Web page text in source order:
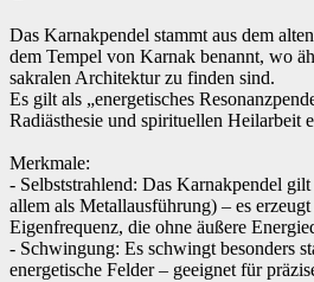
Das Karnakpendel stammt aus dem
dem Tempel von Karnak benannt, wo
sakralen Architektur zu finden sind.
Es gilt als „energetisches
Radiästhesie und spirituellen Heilarbeit
Merkmale:
- Selbststrahlend: Das Karnakpendel
allem als Metallausführung) – es
Eigenfrequenz, die ohne äußere
- Schwingung: Es schwingt besonders
energetische Felder – geeignet für